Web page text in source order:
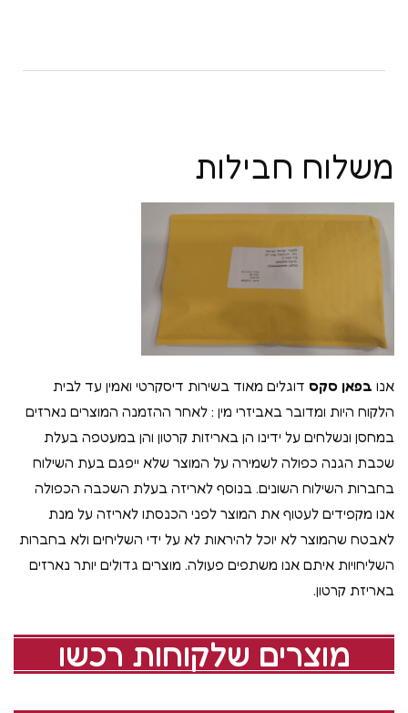
משלוח חבילות
אנו בפאן סקס דוגלים מאוד בשירות דיסקרטי ואמין עד לבית
הלקוח היות ומדובר באביזרי מין : לאחר ההזמנה המוצרים נארזים
במחסן ונשלחים על ידינו הן באריזות קרטון והן במעטפה בעלת
שכבת הגנה כפולה לשמירה על המוצר שלא ייפגם בעת השילוח
בחברות השילוח השונים. בנוסף לאריזה בעלת השכבה הכפולה
אנו מקפידים לעטוף את המוצר לפני הכנסתו לאריזה על מנת
לאבטח שהמוצר לא יוכל להיראות לא על ידי השליחים ולא בחברות
השליחויות איתם אנו משתפים פעולה. מוצרים גדולים יותר נארזים
באריזת קרטון.
מוצרים שלקוחות רכשו